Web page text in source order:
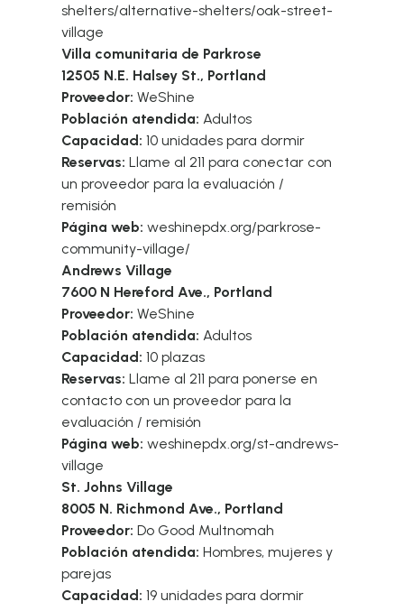
shelters/alternative-shelters/oak-street-
village
Villa comunitaria de Parkrose
12505 N.E. Halsey St., Portland
Proveedor: WeShine
Población atendida: Adultos
Capacidad: 10 unidades para dormir
Reservas: Llame al 211 para conectar con
un proveedor para la evaluación /
remisión
Página web: weshinepdx.org/parkrose-
community-village/
Andrews Village
7600 N Hereford Ave., Portland
Proveedor: WeShine
Población atendida: Adultos
Capacidad: 10 plazas
Reservas: Llame al 211 para ponerse en
contacto con un proveedor para la
evaluación / remisión
Página web: weshinepdx.org/st-andrews-
village
St. Johns Village
8005 N. Richmond Ave., Portland
Proveedor: Do Good Multnomah
Población atendida: Hombres, mujeres y
parejas
Capacidad: 19 unidades para dormir